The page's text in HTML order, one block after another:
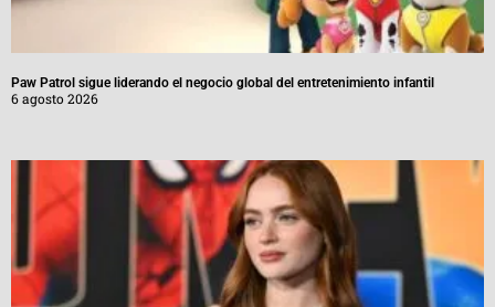
Paw Patrol sigue liderando el negocio global del entretenimiento infantil
6 agosto 2026